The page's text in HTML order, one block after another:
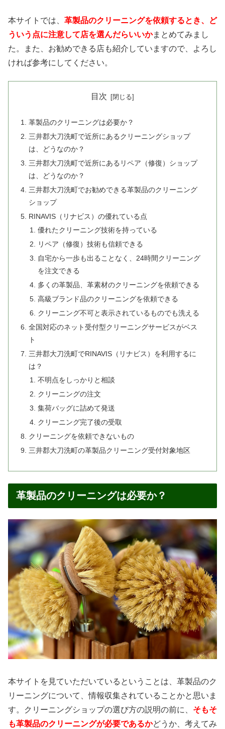
本サイトでは、 革製品のクリーニングを依頼するとき、ど
ういう点に注意して店を選んだらいいかまとめてみまし
た。また、お勧めできる店も紹介していますので、よろし
ければ参考にしてください。
目次
革製品のクリーニングは必要か？
三井郡大刀洗町で近所にあるクリーニングショップ
は、どうなのか？
三井郡大刀洗町で近所にあるリペア（修復）ショップ
は、どうなのか？
三井郡大刀洗町でお勧めできる革製品のクリーニング
ショップ
RINAVIS（リナビス）の優れている点
優れたクリーニング技術を持っている
リペア（修復）技術も信頼できる
自宅から一歩も出ることなく、24時間クリーニング
を注文できる
多くの革製品、革素材のクリーニングを依頼できる
高級ブランド品のクリーニングを依頼できる
クリーニング不可と表示されているものでも洗える
全国対応のネット受付型クリーニングサービスがベス
ト
三井郡大刀洗町でRINAVIS（リナビス）を利用するに
は？
不明点をしっかりと相談
クリーニングの注文
集荷バッグに詰めて発送
クリーニング完了後の受取
クリーニングを依頼できないもの
三井郡大刀洗町の革製品クリーニング受付対象地区
革製品のクリーニングは必要か？
本サイトを見ていただいているということは、革製品のク
リーニングについて、情報収集されていることかと思いま
す。クリーニングショップの選び方の説明の前に、 そもそ
も革製品のクリーニングが必要であるかどうか、考えてみ